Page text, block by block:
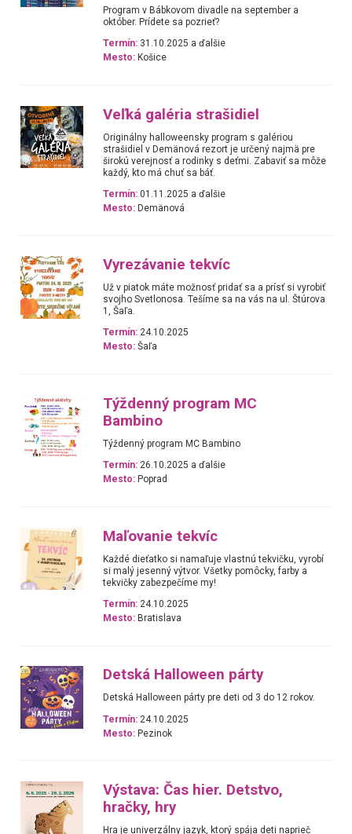
Program v Bábkovom divadle na september a
október. Prídete sa pozrieť?
Termín: 31.10.2025 a ďalšie
Mesto: Košice
Veľká galéria strašidiel
Originálny halloweensky program s galériou
strašidiel v Demänová rezort je určený najmä pre
širokú verejnosť a rodinky s deťmi. Zabaviť sa môže
každý, kto má chuť sa báť.
Termín: 01.11.2025 a ďalšie
Mesto: Demänová
Vyrezávanie tekvíc
Už v piatok máte možnosť pridať sa a prísť si vyrobiť
svojho Svetlonosa. Tešíme sa na vás na ul. Štúrova
1, Šaľa.
Termín: 24.10.2025
Mesto: Šaľa
Týždenný program MC
Bambino
Týždenný program MC Bambino
Termín: 26.10.2025 a ďalšie
Mesto: Poprad
Maľovanie tekvíc
Každé dieťatko si namaľuje vlastnú tekvičku, vyrobí
si malý jesenný výtvor. Všetky pomôcky, farby a
tekvičky zabezpečíme my!
Termín: 24.10.2025
Mesto: Bratislava
Detská Halloween párty
Detská Halloween párty pre deti od 3 do 12 rokov.
Termín: 24.10.2025
Mesto: Pezinok
Výstava: Čas hier. Detstvo,
hračky, hry
Hra je univerzálny jazyk, ktorý spája deti naprieč